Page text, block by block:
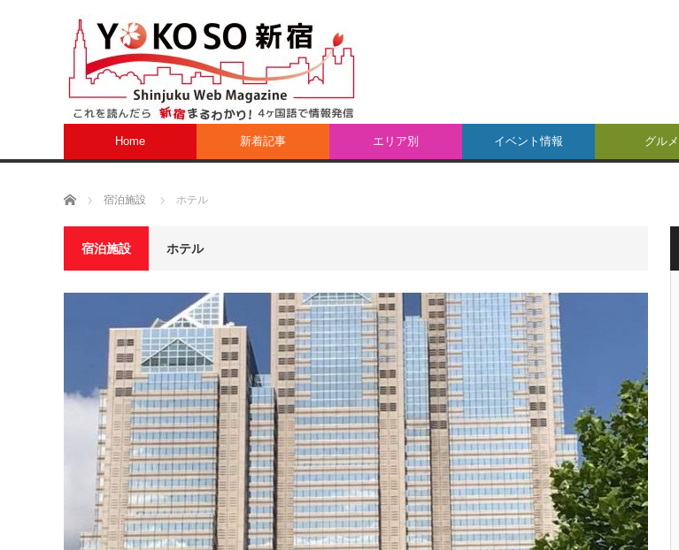
Home 新着記事 エリア別 イベント情報 グルメ
ホーム 宿泊施設 ホテル
宿泊施設 ホテル